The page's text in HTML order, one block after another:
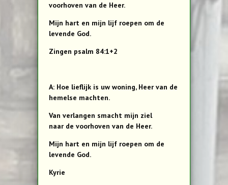
voorhoven van de Heer.
Mijn hart en mijn lijf roepen om de
levende God.
Zingen psalm 84:1+2
A: Hoe lieflijk is uw woning, Heer van de
hemelse machten.
Van verlangen smacht mijn ziel
naar de voorhoven van de Heer.
Mijn hart en mijn lijf roepen om de
levende God.
Kyrie